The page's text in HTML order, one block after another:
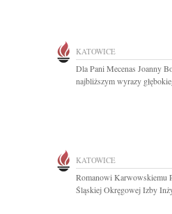
KATOWICE
Dla Pani Mecenas Joanny
najbliższym wyrazy
KATOWICE
Romanowi Karwowskiemu
Śląskiej Okręgowej Izby